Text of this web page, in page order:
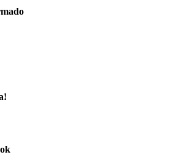
recorreram aos cheques psicólogo e
mês
cirurgia endoscópica do ouvido com